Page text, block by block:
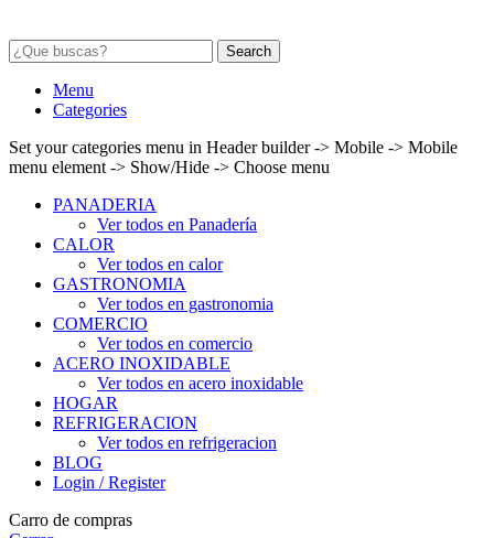
Search
Menu
Categories
Set your categories menu in Header builder -> Mobile -> Mobile
menu element -> Show/Hide -> Choose menu
PANADERIA
Ver todos en Panadería
CALOR
Ver todos en calor
GASTRONOMIA
Ver todos en gastronomia
COMERCIO
Ver todos en comercio
ACERO INOXIDABLE
Ver todos en acero inoxidable
HOGAR
REFRIGERACION
Ver todos en refrigeracion
BLOG
Login / Register
Carro de compras